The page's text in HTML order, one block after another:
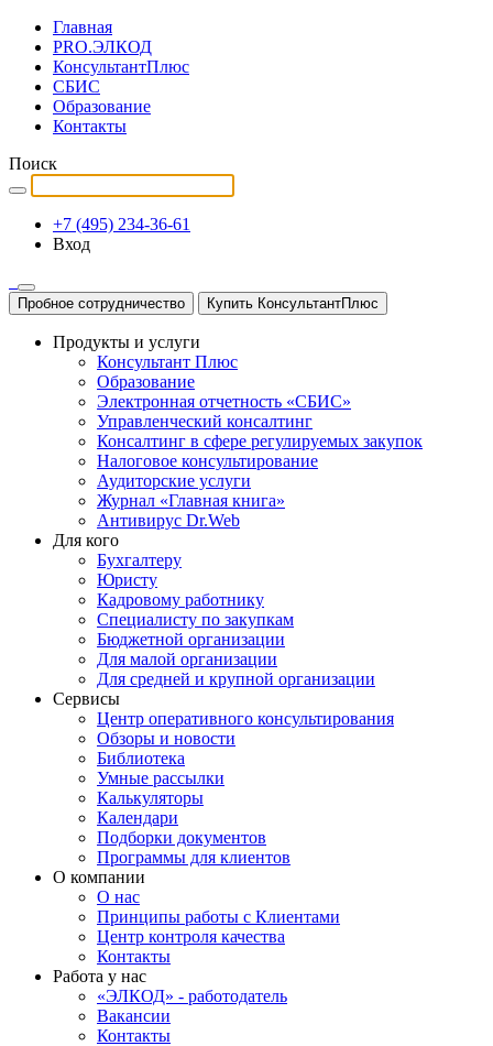
Главная
PRO.ЭЛКОД
КонсультантПлюс
СБИС
Образование
Контакты
Поиск
+7 (495) 234-36-61
Вход
Пробное сотрудничество Купить КонсультантПлюс
Продукты и услуги
Консультант Плюс
Образование
Электронная отчетность «СБИС»
Управленческий консалтинг
Консалтинг в сфере регулируемых закупок
Налоговое консультирование
Аудиторские услуги
Журнал «Главная книга»
Антивирус Dr.Web
Для кого
Бухгалтеру
Юристу
Кадровому работнику
Специалисту по закупкам
Бюджетной организации
Для малой организации
Для средней и крупной организации
Сервисы
Центр оперативного консультирования
Обзоры и новости
Библиотека
Умные рассылки
Калькуляторы
Календари
Подборки документов
Программы для клиентов
О компании
О нас
Принципы работы с Клиентами
Центр контроля качества
Контакты
Работа у нас
«ЭЛКОД» - работодатель
Вакансии
Контакты